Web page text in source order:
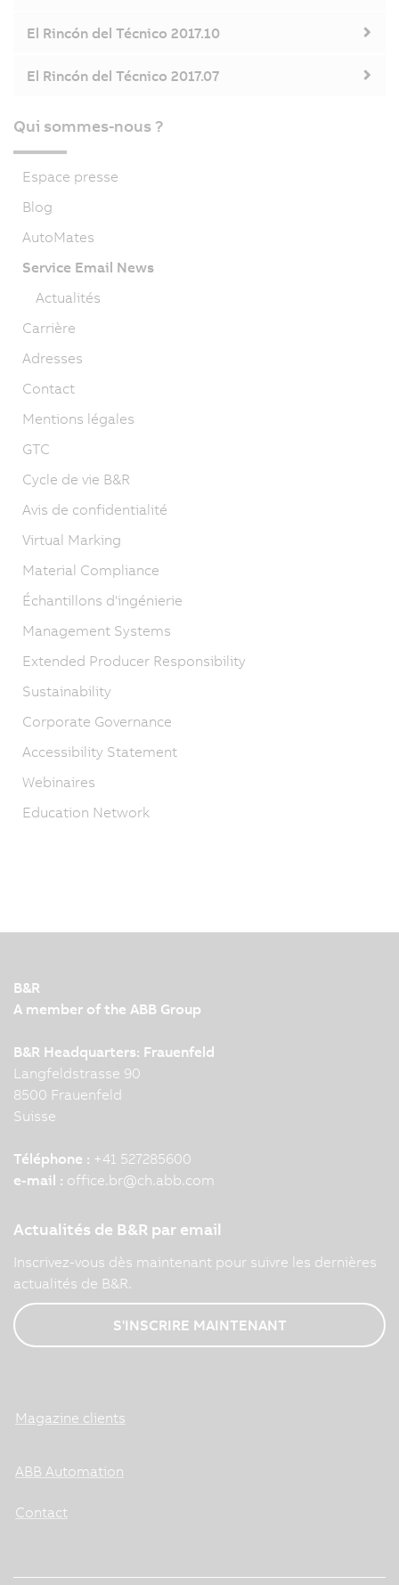
El Rincón del Técnico 2017.10
El Rincón del Técnico 2017.07
Qui sommes-nous ?
Espace presse
Blog
AutoMates
Service Email News
Actualités
Carrière
Adresses
Contact
Mentions légales
GTC
Cycle de vie B&R
Avis de confidentialité
Virtual Marking
Material Compliance
Échantillons d'ingénierie
Management Systems
Extended Producer Responsibility
Sustainability
Corporate Governance
Accessibility Statement
Webinaires
Education Network
B&R
A member of the ABB Group
B&R Headquarters: Frauenfeld
Langfeldstrasse 90
8500 Frauenfeld
Suisse
Téléphone : +41 527285600
e-mail : office.br@ch.abb.com
Actualités de B&R par email
Inscrivez-vous dès maintenant pour suivre les dernières
actualités de B&R.
S'INSCRIRE MAINTENANT
Magazine clients
ABB Automation
Contact